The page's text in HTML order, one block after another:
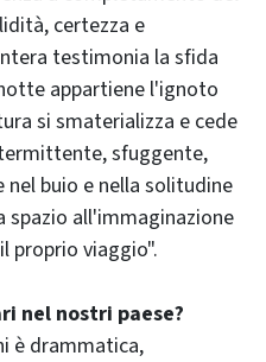
certezza e
testimonia la sfida
appartiene l'ignoto
si smaterializza e cede
sfuggente,
buio e nella solitudine
spazio all'immaginazione
proprio viaggio".
nel nostri paese?
è drammatica,